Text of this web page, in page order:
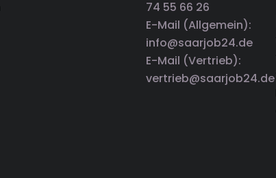
74 55 66 26
E-Mail (Allgemein):
info@saarjob24.de
E-Mail (Vertrieb):
vertrieb@saarjob24.de